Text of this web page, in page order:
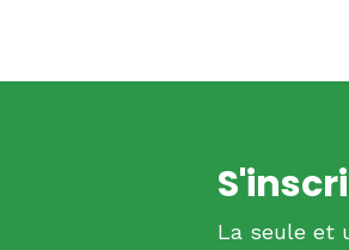
La seule et